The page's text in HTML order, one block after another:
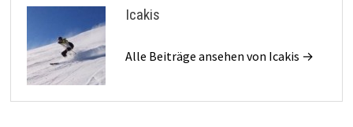
Icakis
Alle Beiträge ansehen von Icakis →